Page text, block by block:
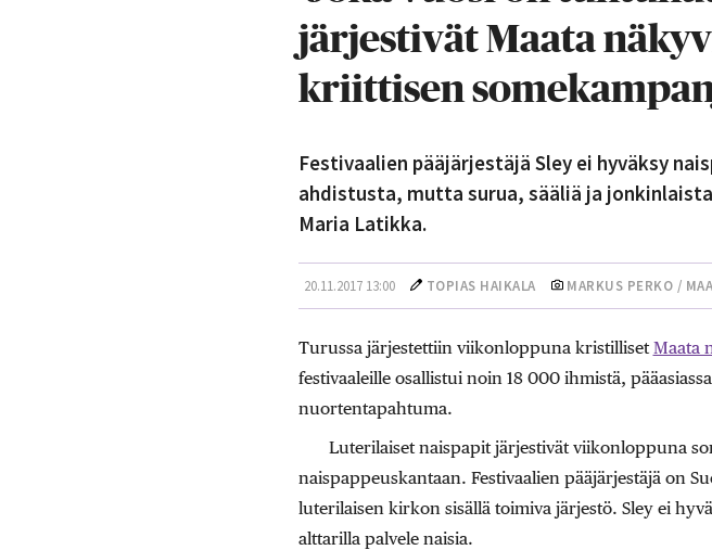
järjestivät Maata
kriittisen
Festivaalien pääjärjestäjä Sley ei hyväksy
ahdistusta, mutta surua, sääliä ja
Maria Latikka.
20.11.2017 13:00 TOPIAS HAIKALA MARKUS PERKO /
Turussa järjestettiin viikonloppuna kristilliset Maata
festivaaleille osallistui noin 18 000 ihmistä,
nuortentapahtuma.
Luterilaiset naispapit järjestivät viikonloppuna
naispappeuskantaan. Festivaalien pääjärjestäjä on
luterilaisen kirkon sisällä toimiva järjestö. Sley ei
alttarilla palvele naisia.